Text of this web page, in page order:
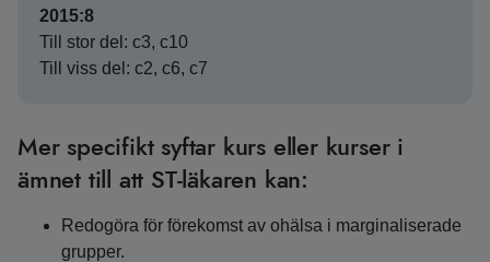
2015:8
Till stor del: c3, c10
Till viss del: c2, c6, c7
Mer specifikt syftar kurs eller kurser i
ämnet till att ST-läkaren kan:
Redogöra för förekomst av ohälsa i marginaliserade
grupper.